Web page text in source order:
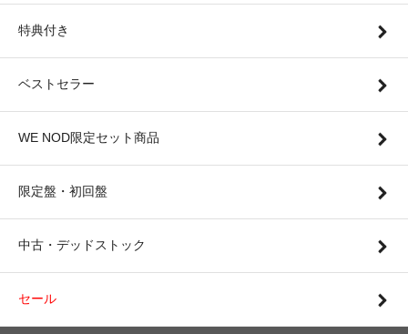
特典付き
ベストセラー
WE NOD限定セット商品
限定盤・初回盤
中古・デッドストック
セール